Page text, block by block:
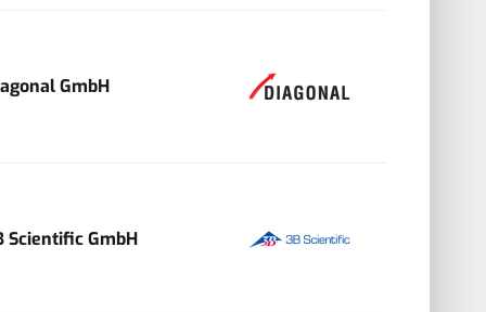
GmbH
Scientific GmbH